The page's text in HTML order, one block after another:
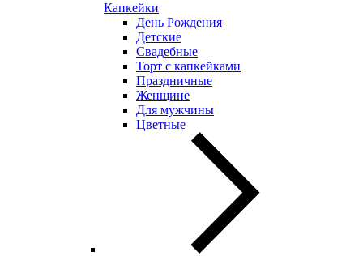
Капкейки
День Рождения
Детские
Свадебные
Торт с капкейками
Праздничные
Женщине
Для мужчины
Цветные